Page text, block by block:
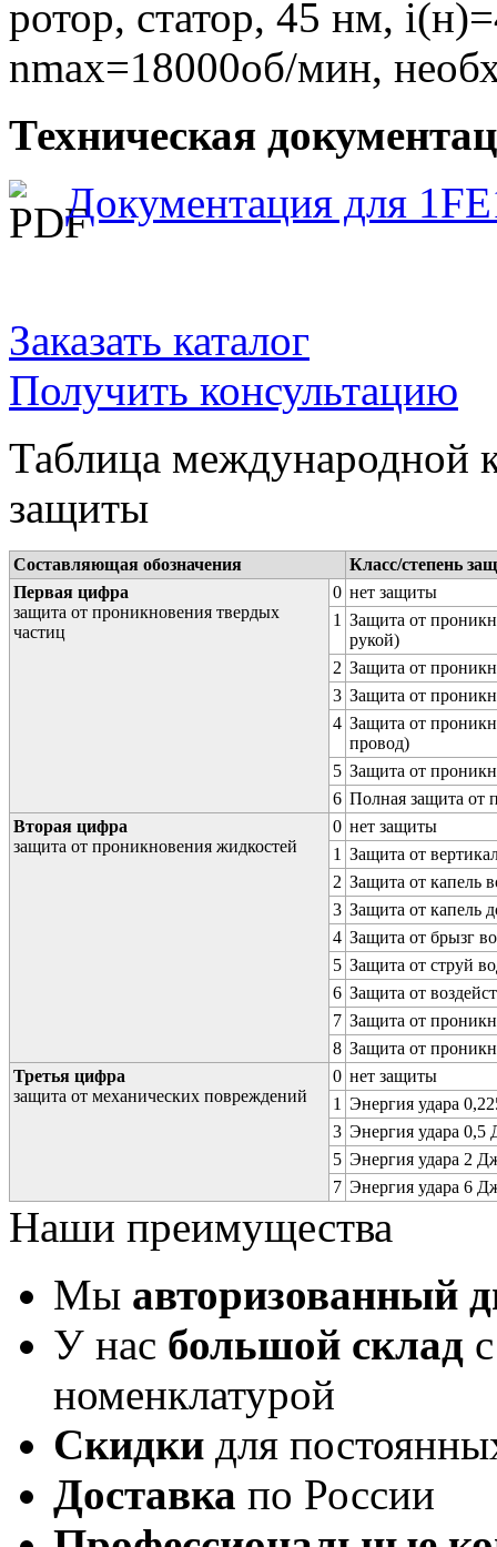
ротор, статор, 45 нм,
nmax=18000об/мин,
Техническая
Документация для
Заказать каталог
Получить консультацию
Таблица международной
защиты
Составляющая обозначения
Класс/степень
Первая цифра
защита от проникновения твердых
частиц
0 нет защиты
1 Защита от
рукой)
2 Защита от
3 Защита от
4 Защита от
провод)
5 Защита от
6 Полная защита от
Вторая цифра
защита от проникновения жидкостей
0 нет защиты
1 Защита от
2 Защита от капель
3 Защита от капель
4 Защита от брызг
5 Защита от струй
6 Защита от
7 Защита от
8 Защита от
Третья цифра
защита от механических повреждений
0 нет защиты
1 Энергия удара
3 Энергия удара 0,5
5 Энергия удара 2
7 Энергия удара 6
Наши преимущества
Мы авторизованный
У нас большой склад
номенклатурой
Скидки для
Доставка по России